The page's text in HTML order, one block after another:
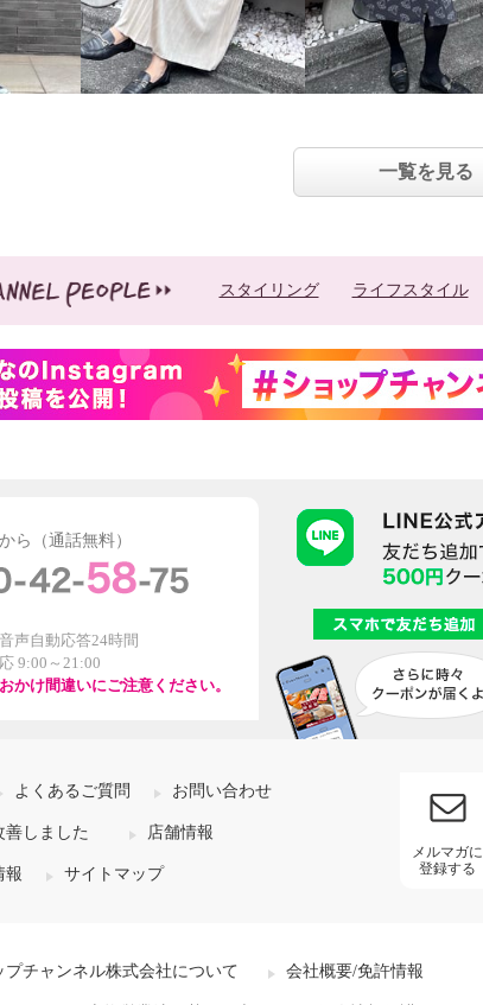
一覧を見る
スタイリング ライフスタイル
ら（通話無料）
声自動応答24時間
9:00～21:00
かけ間違いにご注意ください。
よくあるご質問 お問い合わせ
善しました 店舗情報
報 サイトマップ
メルマガに
登録する
プチャンネル株式会社について 会社概要/免許情報